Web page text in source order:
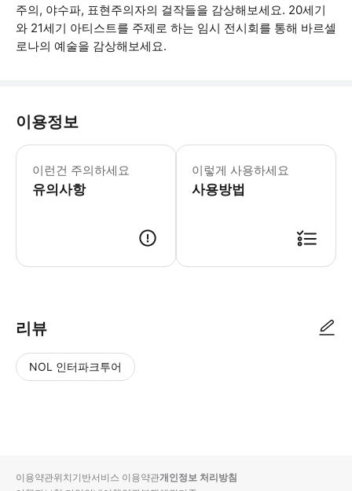
주의, 야수파, 표현주의자의 걸작들을 감상해보세요. 20세기
와 21세기 아티스트를 주제로 하는 임시 전시회를 통해 바르셀
로나의 예술을 감상해보세요.
이용정보
이런건 주의하세요
유의사항
어린이 규정 -15세 미만은 무료이지
이렇게 사용하세요
사용방법
리뷰
NOL 인터파크투어
입니
순
상
이용약관위치기반서비스 이용약관개인정보 처리방침